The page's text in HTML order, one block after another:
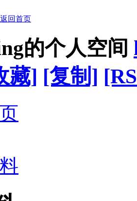
返回首页
的个人空间
藏] [复制]